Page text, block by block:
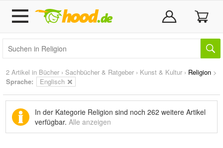
2 Artikel in Bücher › Sachbücher & Ratgeber › Kunst & Kultur › Religion >
Sprache:
Englisch
In der Kategorie Religion sind noch 262 weitere Artikel
verfügbar. Alle anzeigen